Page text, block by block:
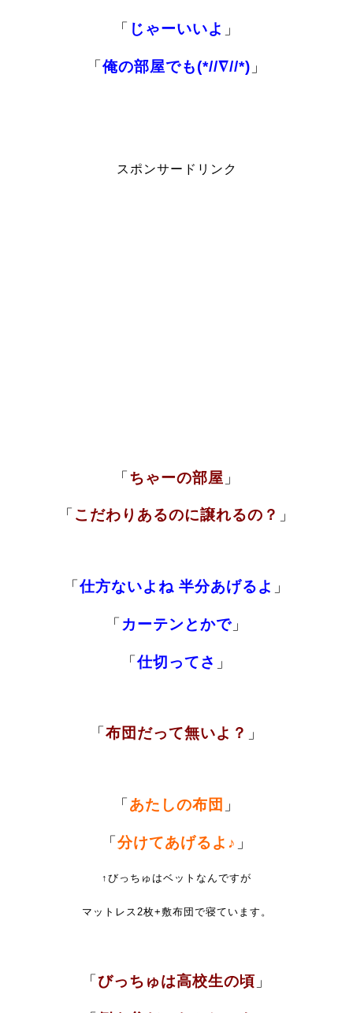
「 じゃーいいよ 」
「俺の部屋でも(*//∇//*) 」
スポンサードリンク
「ちゃーの部屋 」
「 こだわりあるのに譲れるの？ 」
「 仕方ないよね 半分あげるよ 」
「 カーテンとかで 」
「仕切ってさ 」
「 布団だって無いよ？ 」
「あたしの布団 」
「分けてあげるよ♪ 」
↑びっちゅはベットなんですが
マットレス2枚+敷布団で寝ています。
「びっちゅは高校生の頃 」